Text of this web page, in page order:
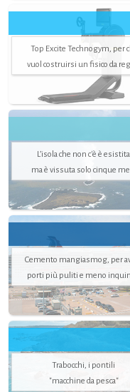
Top Excite Technogym, per
vuol costruirsi un fisico da
L’isola che non c'è è esistita
ma è vissuta solo cinque
Cemento mangiasmog, per
porti più puliti e meno
Trabocchi, i pontili
"macchine da pesca"